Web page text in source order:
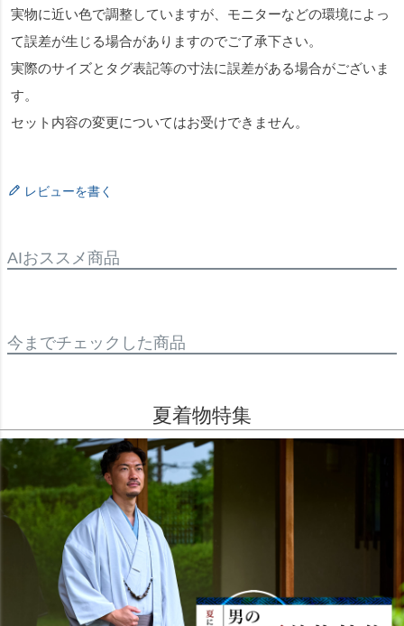
実物に近い色で調整していますが、モニターなどの環境によっ
て誤差が生じる場合がありますのでご了承下さい。
実際のサイズとタグ表記等の寸法に誤差がある場合がございま
す。
セット内容の変更についてはお受けできません。
レビューを書く
AIおススメ商品
今までチェックした商品
夏着物特集